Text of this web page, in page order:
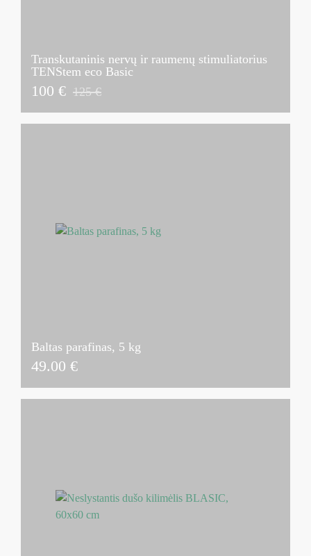
Transkutaninis nervų ir raumenų stimuliatorius
TENStem eco Basic
100 € 125 €
Baltas parafinas, 5 kg
49.00 €